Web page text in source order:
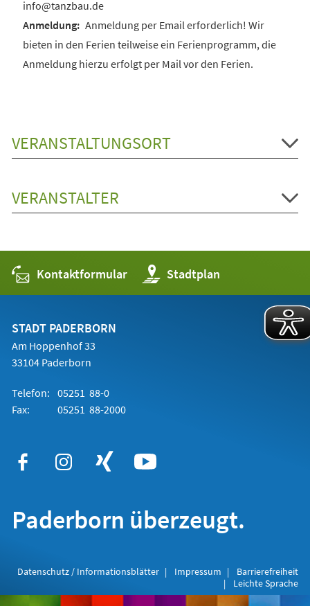
info@tanzbau.de
Anmeldung per Email erforderlich! Wir
bieten in den Ferien teilweise ein Ferienprogramm, die
Anmeldung hierzu erfolgt per Mail vor den Ferien.
VERANSTALTUNGSORT
VERANSTALTER
Kontaktformular Stadtplan
(Öffnet
in
einem
STADT PADERBORN
Am Hoppenhof 33
33104 Paderborn
Telefon: 05251 88-0
Fax:
05251 88-2000
Paderborn überzeugt.
Datenschutz / Informationsblätter Impressum
Barrierefreiheit
Leichte Sprache